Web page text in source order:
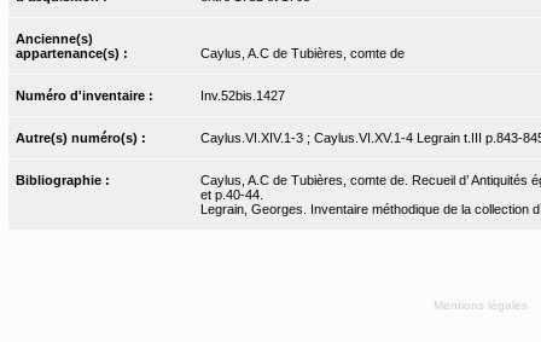
Ancienne(s)
appartenance(s) :
Caylus, A.C de Tubières, comte de
Numéro d'inventaire : Inv.52bis.1427
Autre(s) numéro(s) : Caylus.VI.XIV.1-3 ; Caylus.VI.XV.1-4 Legrain t.III p.843-
Bibliographie :
Caylus, A.C de Tubières, comte de. Recueil d’
et p.40-44.
Legrain, Georges. Inventaire méthodique de la collection
Mentions légales